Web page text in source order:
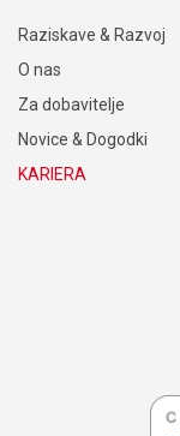
Raziskave & Razvoj
O nas
Za dobavitelje
Novice & Dogodki
KARIERA